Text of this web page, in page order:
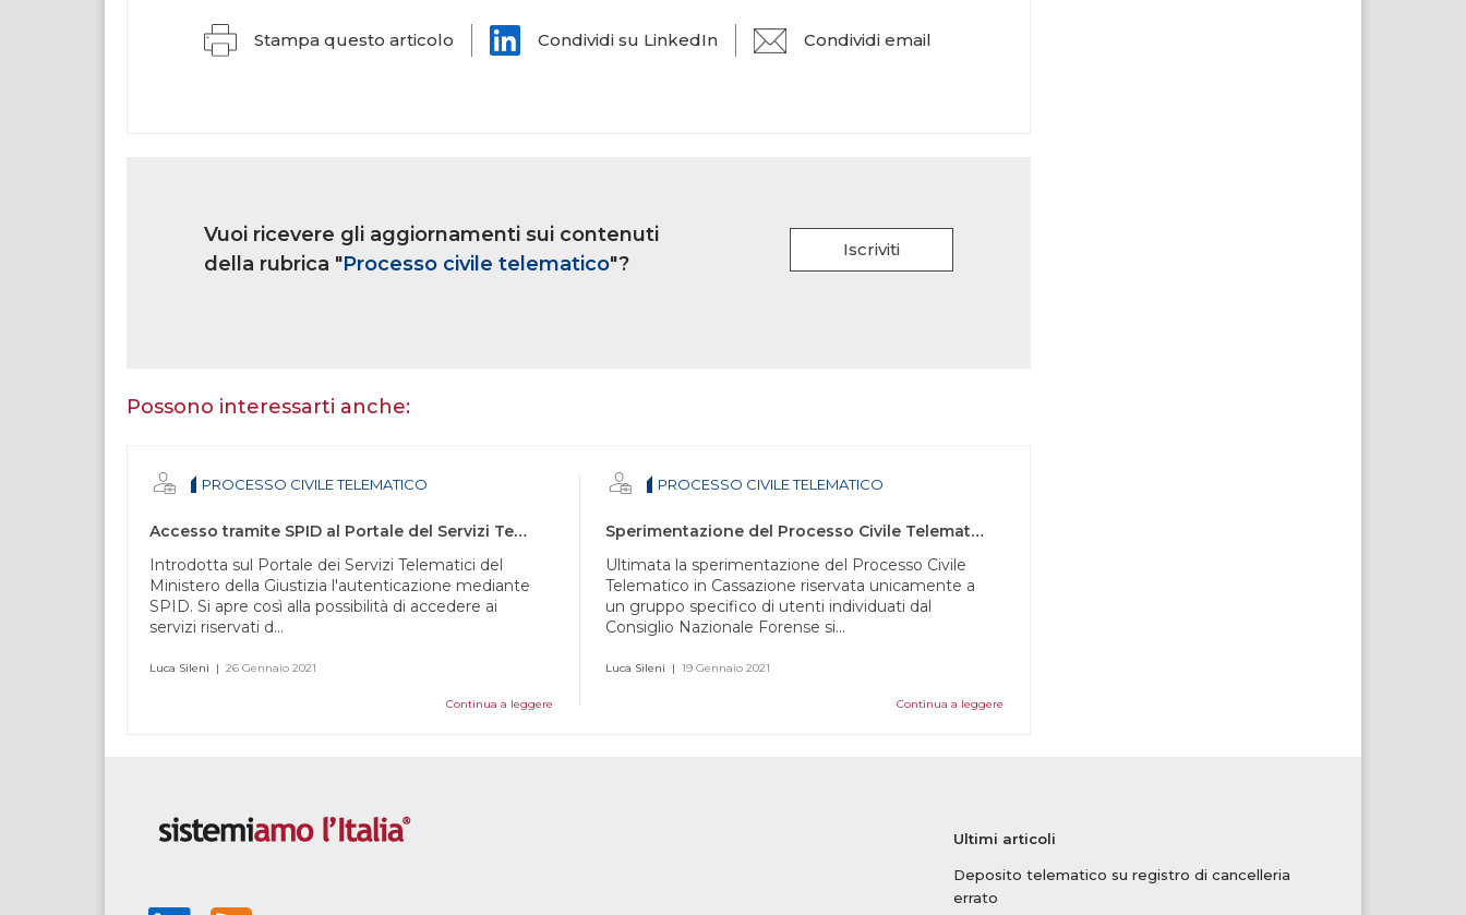
Stampa questo articolo Condividi su LinkedIn Condividi email
Vuoi ricevere gli aggiornamenti sui contenuti
della rubrica "Processo civile telematico"?
Iscriviti
essere
questo
campo
Possono interessarti anche:
PROCESSO CIVILE TELEMATICO
Accesso tramite SPID al Portale del Servizi Telematici del Ministero di Giustizia
Introdotta sul Portale dei Servizi Telematici del
Ministero della Giustizia l'autenticazione mediante
SPID. Si apre così alla possibilità di accedere ai
servizi riservati d...
Luca Sileni | 26 Gennaio 2021
Continua a leggere
PROCESSO CIVILE TELEMATICO
Sperimentazione del Processo Civile Telematico in Corte di Cassazione
Ultimata la sperimentazione del Processo Civile
Telematico in Cassazione riservata unicamente a
un gruppo specifico di utenti individuati dal
Consiglio Nazionale Forense si...
Luca Sileni | 19 Gennaio 2021
Continua a leggere
Ultimi articoli
Deposito telematico su registro di cancelleria
errato